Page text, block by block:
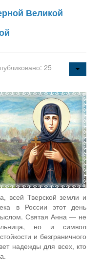
Великой
25
всей Тверской земли и
в России этот день
Святая Анна — не
но и символ
и безграничного
надежды для всех, кто